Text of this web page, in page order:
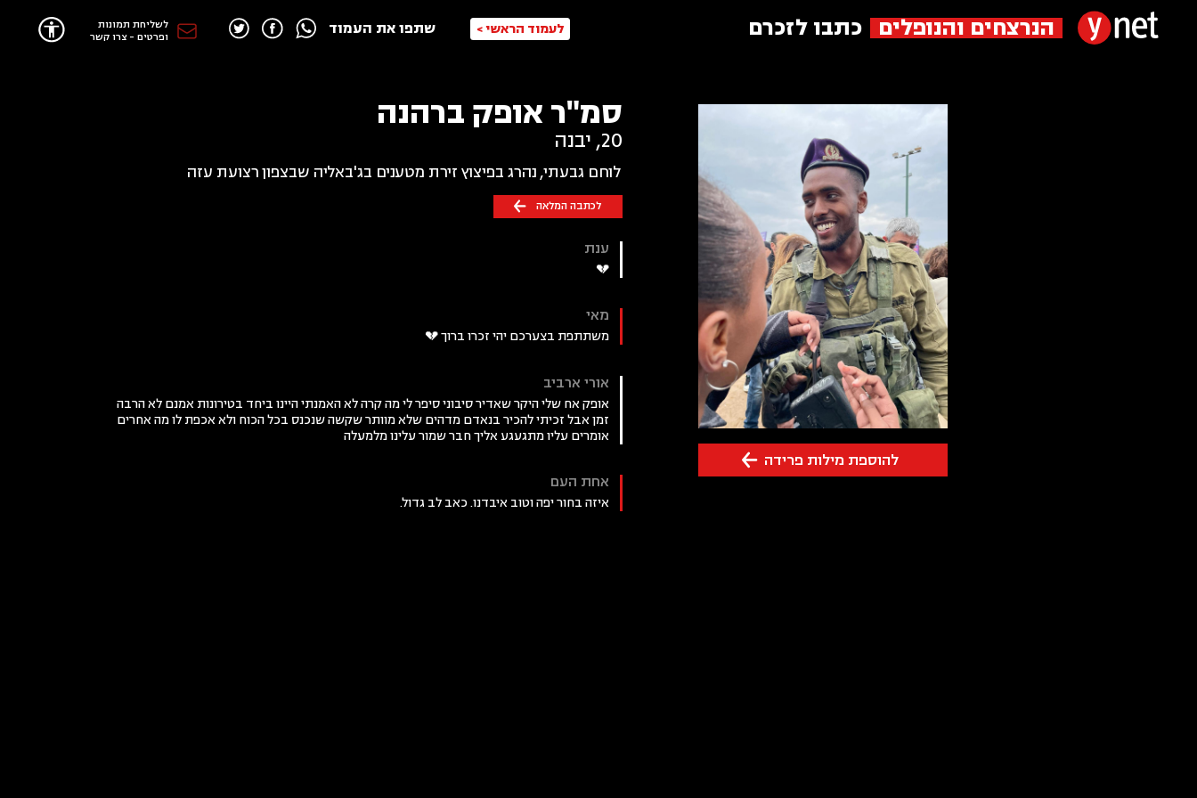
הנרצחים והנופלים כתבו לזכרם לעמוד הראשי > שתפו את העמוד
לשליחת תמונות
ופרטים - צרו קשר
להוספת מילות פרידה
סמ"ר אופק ברהנה
20
, יבנה
לוחם גבעתי, נהרג בפיצוץ זירת מטענים בג'באליה שבצפון רצועת עזה
לכתבה המלאה
ענת
💔
מאי
משתתפת בצערכם יהי זכרו ברוך 💔
‏אורי ארביב
‏אופק אח שלי היקר שאדיר סיבוני סיפר לי מה קרה לא האמנתי היינו ביחד בטירונות אמנם לא הרבה
זמן אבל זכיתי להכיר בנאדם מדהים שלא מוותר שקשה שנכנס בכל הכוח ולא אכפת לו מה אחרים
אומרים עליו ‏מתגעגע אליך חבר שמור עלינו מלמעלה
אחת העם
איזה בחור יפה וטוב איבדנו. כאב לב גדול.